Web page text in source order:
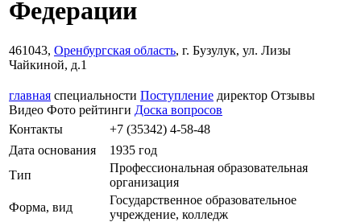
Федерации
461043, Оренбургская область, г. Бузулук, ул. Лизы
Чайкиной, д.1
главная специальности Поступление директор Отзывы
Видео Фото рейтинги Доска вопросов
Контакты
+7 (35342) 4-58-48
Дата основания
1935 год
Тип
Профессиональная образовательная
организация
Форма, вид
Государственное образовательное
учреждение, колледж